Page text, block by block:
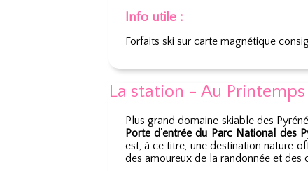
Info utile :
Forfaits ski sur carte magnétique
La station - Au
Plus grand domaine skiable des
Porte d'entrée du Parc National des
est, à ce titre, une destination nature
des amoureux de la randonnée et des